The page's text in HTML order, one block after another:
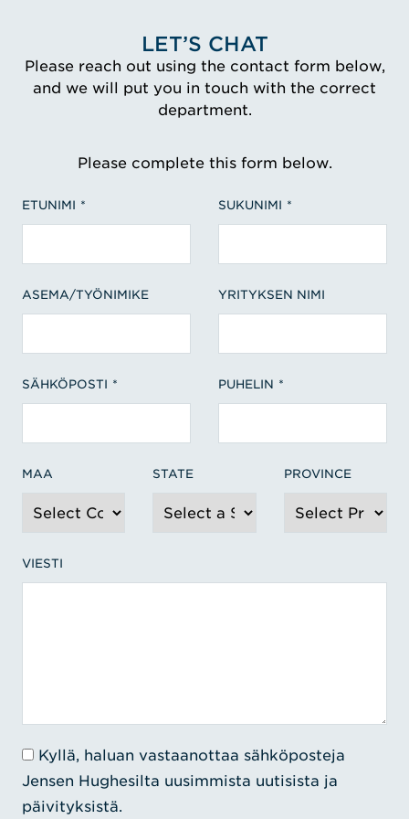
LET’S CHAT
Please reach out using the contact form below,
and we will put you in touch with the correct
department.
Please complete this form below.
ETUNIMI SUKUNIMI
ASEMA/TYÖNIMIKE YRITYKSEN NIMI
SÄHKÖPOSTI PUHELIN
MAA STATE PROVINCE
VIESTI
Kyllä, haluan vastaanottaa sähköposteja
Jensen Hughesilta uusimmista uutisista ja
päivityksistä.